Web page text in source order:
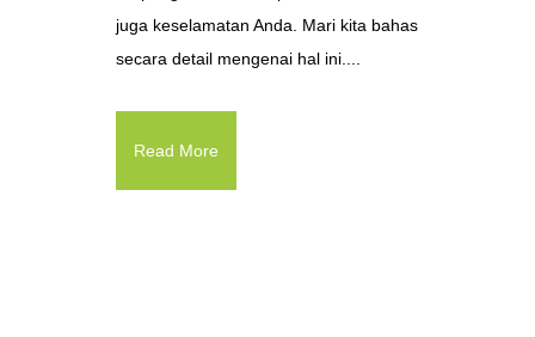
juga keselamatan Anda. Mari kita bahas
secara detail mengenai hal ini....
Read More